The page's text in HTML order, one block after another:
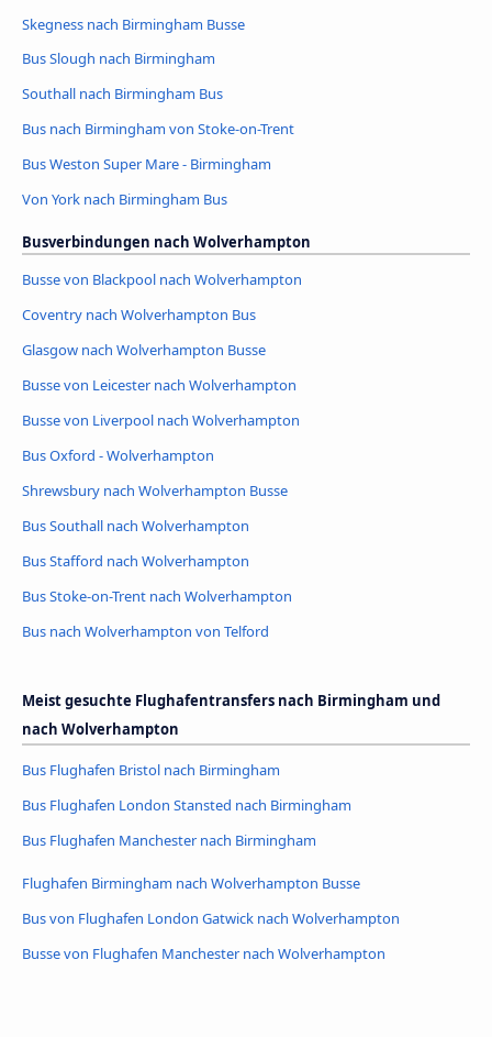
Skegness nach Birmingham Busse
Bus Slough nach Birmingham
Southall nach Birmingham Bus
Bus nach Birmingham von Stoke-on-Trent
Bus Weston Super Mare - Birmingham
Von York nach Birmingham Bus
Busverbindungen nach Wolverhampton
Busse von Blackpool nach Wolverhampton
Coventry nach Wolverhampton Bus
Glasgow nach Wolverhampton Busse
Busse von Leicester nach Wolverhampton
Busse von Liverpool nach Wolverhampton
Bus Oxford - Wolverhampton
Shrewsbury nach Wolverhampton Busse
Bus Southall nach Wolverhampton
Bus Stafford nach Wolverhampton
Bus Stoke-on-Trent nach Wolverhampton
Bus nach Wolverhampton von Telford
Meist gesuchte Flughafentransfers nach Birmingham und
nach Wolverhampton
Bus Flughafen Bristol nach Birmingham
Bus Flughafen London Stansted nach Birmingham
Bus Flughafen Manchester nach Birmingham
Flughafen Birmingham nach Wolverhampton Busse
Bus von Flughafen London Gatwick nach Wolverhampton
Busse von Flughafen Manchester nach Wolverhampton